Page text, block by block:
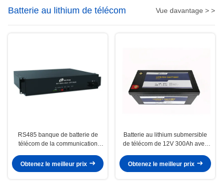
Batterie au lithium de télécom Vue davantage > >
RS485 banque de batterie de
télécom de la communication
indicateurs de LED
Obtenez le meilleur prix
Batterie au lithium submersible
de télécom de 12V 300Ah avec
Obtenez le meilleur prix